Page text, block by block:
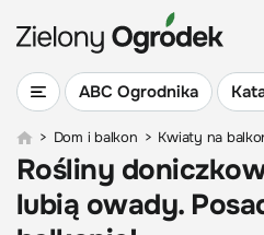
ABC Ogrodnika
> Dom i balkon > Kwiaty na
Rośliny
lubią owady.